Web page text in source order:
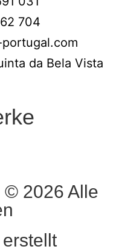
704
da Bela Vista
© 2026 Alle